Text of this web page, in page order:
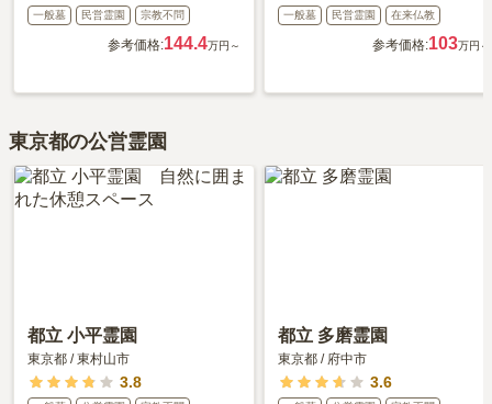
一般墓 民営霊園 宗教不問
参考価格:144.4万円～
一般墓 民営霊園 在来仏教
参考価格:103万円～
東京都の公営霊園
都立 小平霊園
東京都 /東村山市
3.8
都立 多磨霊園
東京都 / 府中市
3.6